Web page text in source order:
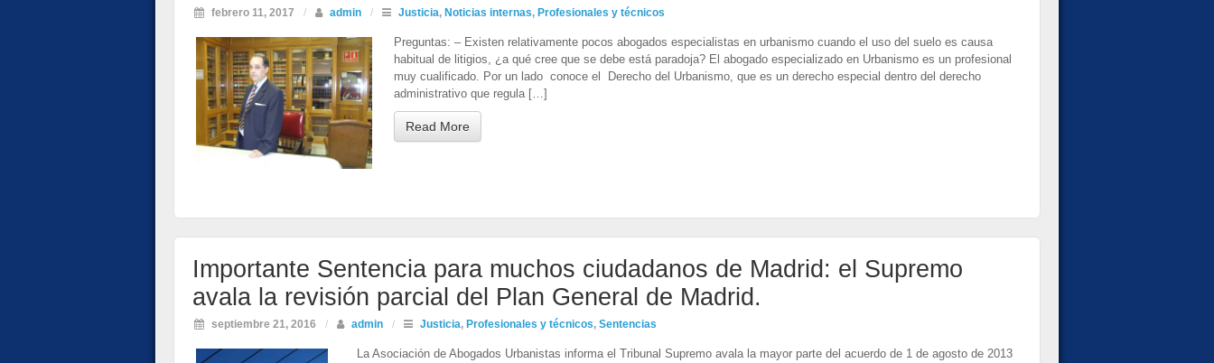
febrero 11, 2017 / admin / Justicia, Noticias internas, Profesionales y técnicos
Preguntas: – Existen relativamente pocos abogados especialistas en urbanismo cuando el uso del suelo es causa
habitual de litigios, ¿a qué cree que se debe está paradoja? El abogado especializado en Urbanismo es un profesional
muy cualificado. Por un lado conoce el Derecho del Urbanismo, que es un derecho especial dentro del derecho
administrativo que regula […]
Read More
Importante Sentencia para muchos ciudadanos de Madrid: el Supremo
avala la revisión parcial del Plan General de Madrid.
septiembre 21, 2016 / admin / Justicia, Profesionales y técnicos, Sentencias
La Asociación de Abogados Urbanistas informa el Tribunal Supremo avala la mayor parte del acuerdo de 1 de agosto de 2013